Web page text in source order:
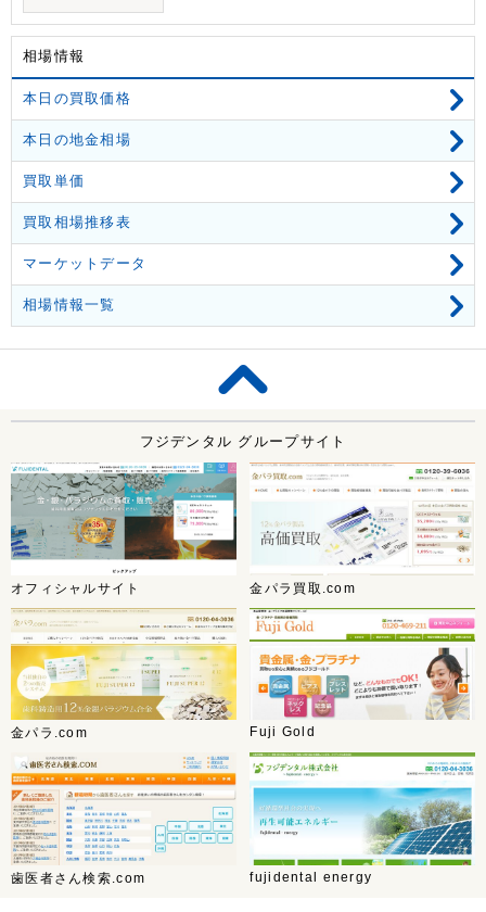
相場情報
本日の買取価格
本日の地金相場
買取単価
買取相場推移表
マーケットデータ
相場情報一覧
フジデンタル グループサイト
オフィシャルサイト 金パラ買取.com
金パラ.com Fuji Gold
歯医者さん検索.com fujidental energy